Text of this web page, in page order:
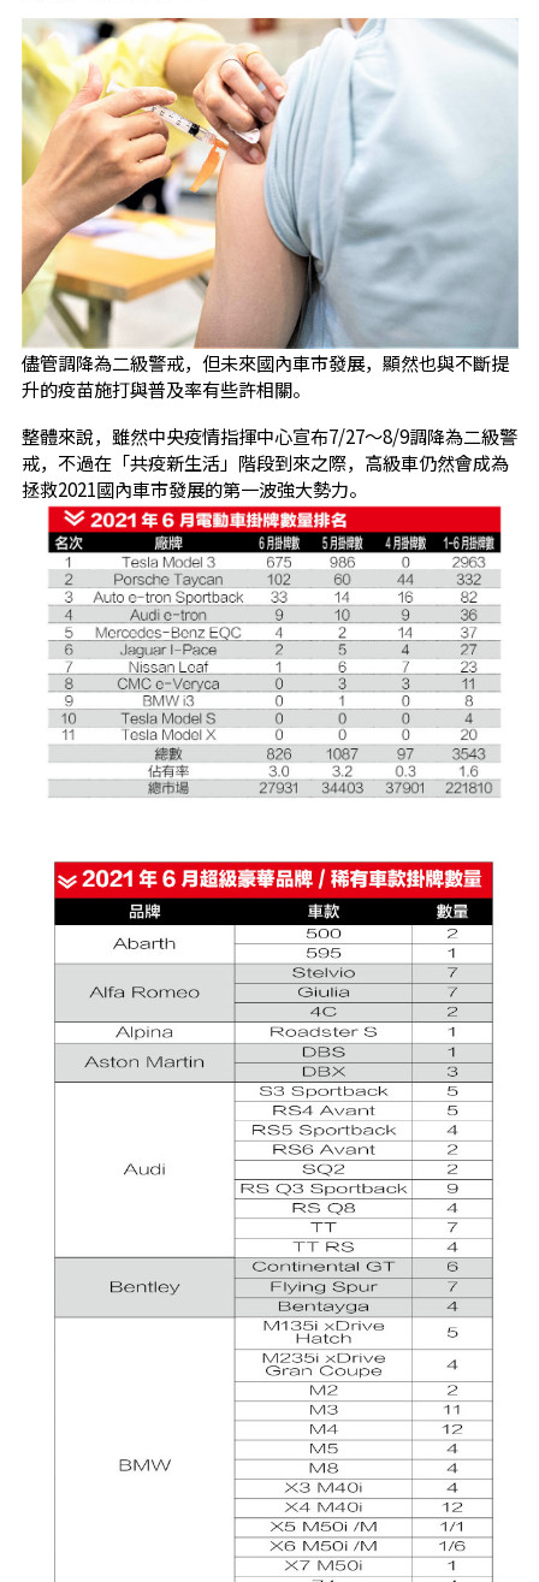
儘管調降為二級警戒，但未來國內車市發展，顯然也與不斷提
升的疫苗施打與普及率有些許相關。
整體來說，雖然中央疫情指揮中心宣布7/27～8/9調降為二級警
戒，不過在「共疫新生活」階段到來之際，高級車仍然會成為
拯救2021國內車市發展的第一波強大勢力。